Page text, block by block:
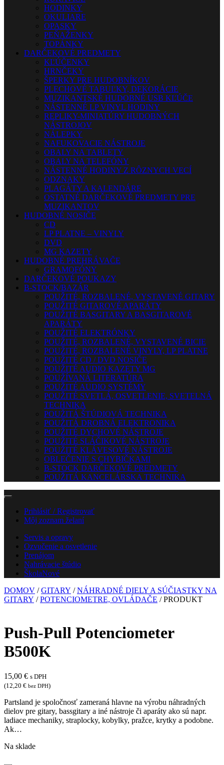
HODINKY
OKULIARE
OPASKY
PEŇAŽENKY
TOPÁNKY
DARČEKOVÉ PREDMETY
KĽÚČENKY
HRNČEKY
ŠPERKY PRE HUDOBNÍKOV
PLECHOVÉ TABUĽKY, DEKORÁCIE
MUZIKANTSKÉ HUDOBNÉ USB KĽÚČE
NÁSTENNÉ LP VINYL HODINY
REPLIKY-MINIATÚRY HUDOBNÝCH
NÁSTROJOV
NÁLEPKY
NAFUKOVACIE NÁSTROJE
OBALY NA TABLETY
OBALY NA TELEFÓNY
NÁSTENNÉ HODINY Z RÔZNYCH VECÍ
ODZNAKY
PLAGÁTY A KALENDÁRE
OSTATNÉ DARČEKOVÉ PREDMETY PRE
MUZIKANTOV
HUDOBNÉ NOSIČE
CD
LP PLATNE – VINYLY
DVD
MG KAZETY
HUDOBNÉ PREHRÁVAČE
GRAMOFÓNY
DARČEKOVÉ POUKAZY
B-STOCK/BAZÁR
POUŽITÉ, ROZBALENÉ, VYSTAVENÉ GITARY
POUŽITÉ GITAROVÉ APARÁTY
POUŽITÉ BASGITARY A BASGITAROVÉ
APARÁTY
POUŽITÉ ELEKTRÓNKY
POUŽITÉ, ROZBALENÉ, VYSTAVENÉ BICIE
POUŽITÉ, ROZBALENÉ VINYLY, LP PLATNE
POUŽITÉ CD / DVD NOSIČE
POUŽITÉ AUDIO KAZETY MG
POUŽÍVANÁ LITERATÚRA
POUŽITÉ AUDIO SYSTÉMY
POUŽITÉ SVETLÁ, OSVETLENIE, SVETELNÁ
TECHNIKA
POUŽITÁ ŠTÚDIOVÁ TECHNIKA
POUŽITÁ DROBNÁ ELEKTRONIKA
POUŽITÉ DYCHOVÉ NÁSTROJE
POUŽITÉ SLÁČIKOVÉ NÁSTROJE
POUŽITÉ KLÁVESOVÉ NÁSTROJE
OBLEČENIE S CHYBIČKAMI
B-STOCK DARČEKOVÉ PREDMETY
POUŽITÁ KANCELÁRSKA TECHNIKA
Prihlásiť / Registrovať
Môj zoznam želaní
Servis a opravy
Ozvučenie a osvetlenie
Prenájom
Nahrávacie štúdio
ŠkolaNové
DOMOV /GITARY /NÁHRADNÉ DIELY A SÚČIASTKY NA
GITARY /POTENCIOMETRE, OVLÁDAČE / PRODUKT
Push-Pull Potenciometer
B500K
15,00 € s DPH
(12,20 € bez DPH)
Partsland je spoločnosť zameraná hlavne na výrobu náhradných
dielov pre gitary, bassgitary a iné nástroje či aparáty ako sú napr.
ladiace mechaniky, straplocky, kobylky, pražce, krytky a podobne.
Ak…
Na sklade